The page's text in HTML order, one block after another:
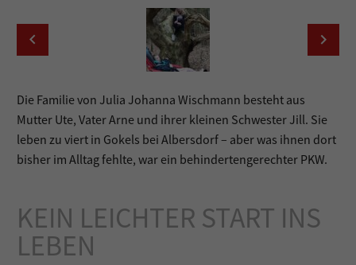
Die Familie von Julia Johanna Wischmann besteht aus
Mutter Ute, Vater Arne und ihrer kleinen Schwester Jill. Sie
leben zu viert in Gokels bei Albersdorf – aber was ihnen dort
bisher im Alltag fehlte, war ein behindertengerechter PKW.
KEIN LEICHTER START INS
LEBEN